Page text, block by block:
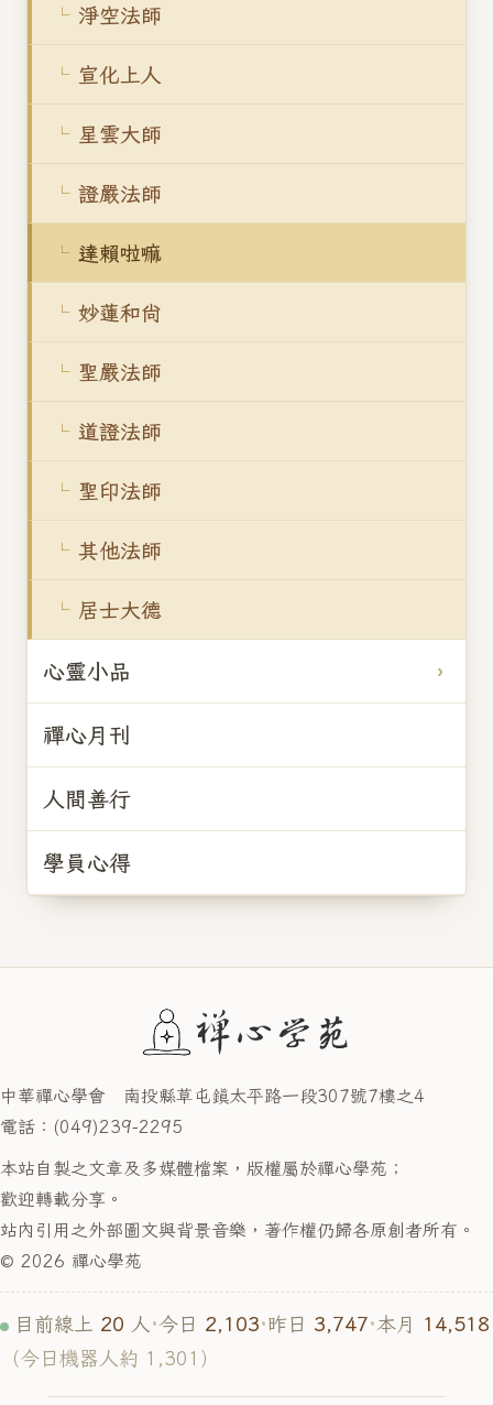
淨空法師
宣化上人
星雲大師
證嚴法師
達賴啦嘛
妙蓮和尚
聖嚴法師
道證法師
聖印法師
其他法師
居士大德
心靈小品
禪心月刊
人間善行
學員心得
中華禪心學會 南投縣草屯鎮太平路一段307號7樓之4
電話：(049)239-2295
本站自製之文章及多媒體檔案，版權屬於禪心學苑；
歡迎轉載分享。
站內引用之外部圖文與背景音樂，著作權仍歸各原創者所有。
© 2026 禪心學苑
目前線上 20 人·今日 2,103·昨日 3,747·本月 14,518
（今日機器人約 1,301）